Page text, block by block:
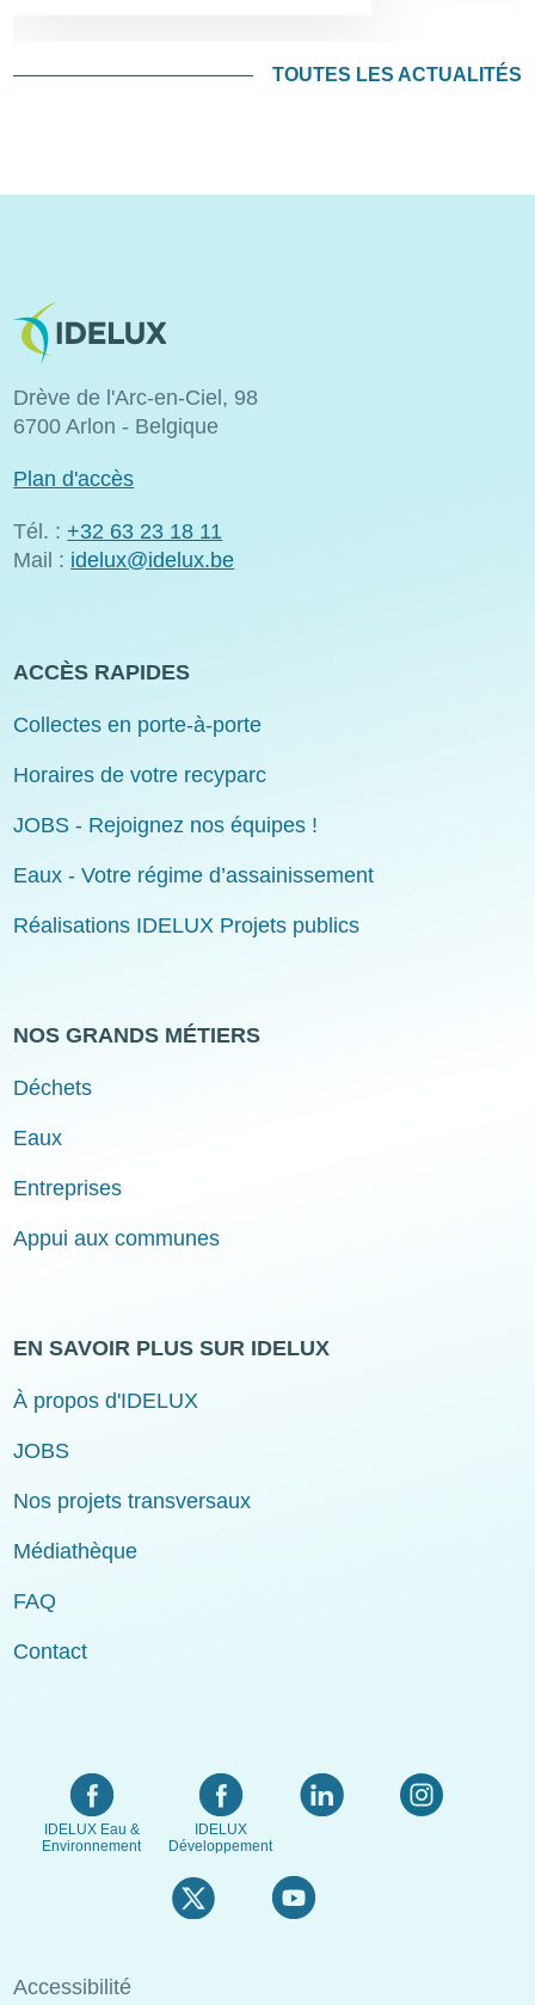
TOUTES LES ACTUALITÉS
Image
Drève de l'Arc-en-Ciel, 98
6700 Arlon - Belgique
Plan d'accès
Tél. : +32 63 23 18 11
Mail : idelux@idelux.be
ACCÈS RAPIDES
Collectes en porte-à-porte
Horaires de votre recyparc
JOBS - Rejoignez nos équipes !
Eaux - Votre régime d’assainissement
Réalisations IDELUX Projets publics
NOS GRANDS MÉTIERS
Déchets
Eaux
Entreprises
Appui aux communes
EN SAVOIR PLUS SUR IDELUX
À propos d'IDELUX
JOBS
Nos projets transversaux
Médiathèque
FAQ
Contact
IDELUX Eau &
Environnement
IDELUX
Développement
Menu
Accessibilité